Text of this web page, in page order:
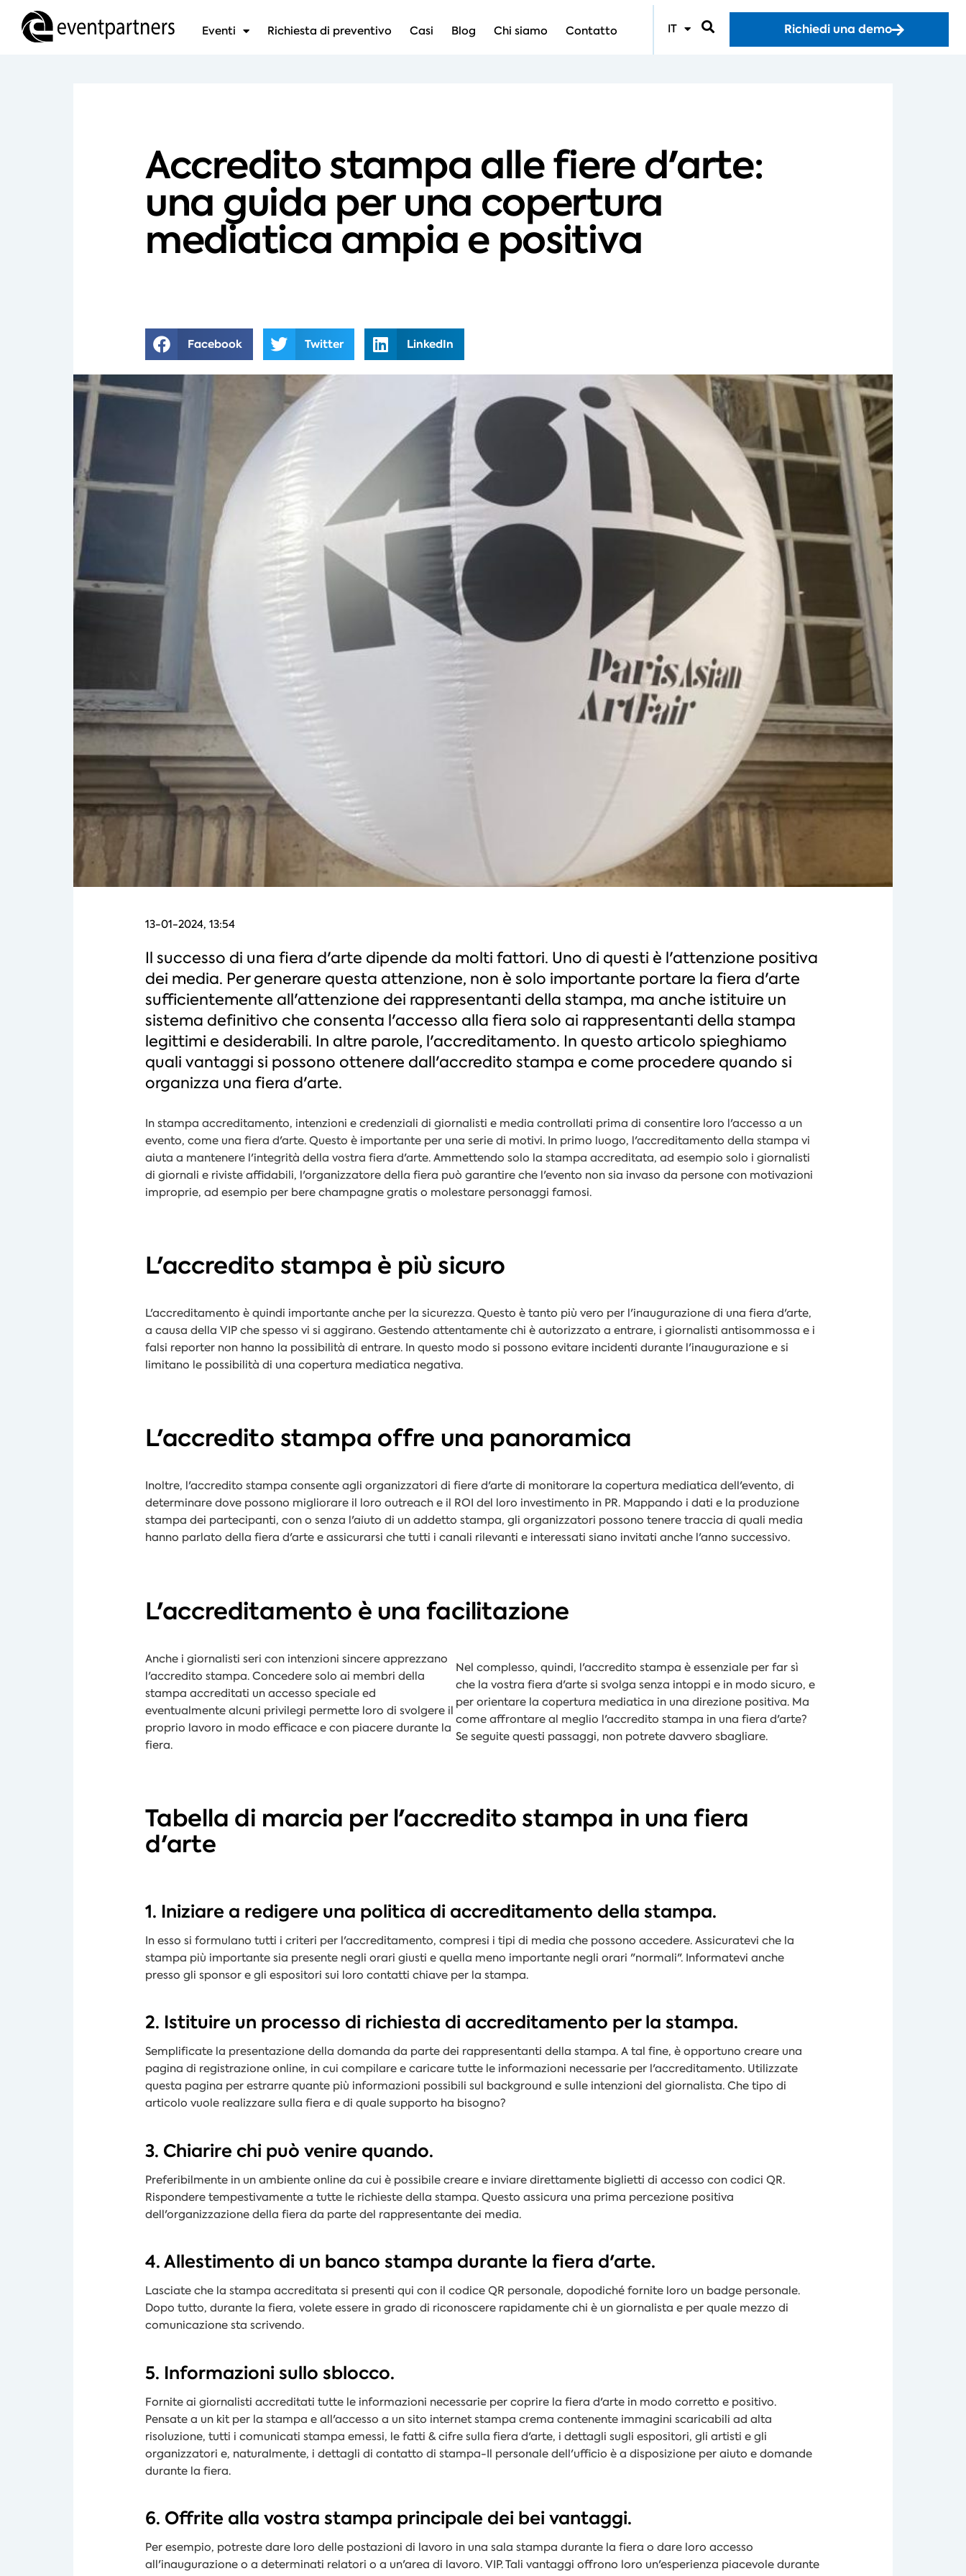
Eventi Richiesta di preventivo Casi Blog Chi siamo Contatto IT Richiedi una demo
Accredito stampa alle fiere d'arte:
una guida per una copertura
mediatica ampia e positiva
Facebook Twitter LinkedIn
13-01-2024, 13:54
Il successo di una fiera d'arte dipende da molti fattori. Uno di questi è l'attenzione positiva
dei media. Per generare questa attenzione, non è solo importante portare la fiera d'arte
sufficientemente all'attenzione dei rappresentanti della stampa, ma anche istituire un
sistema definitivo che consenta l'accesso alla fiera solo ai rappresentanti della stampa
legittimi e desiderabili. In altre parole, l'accreditamento. In questo articolo spieghiamo
quali vantaggi si possono ottenere dall'accredito stampa e come procedere quando si
organizza una fiera d'arte.
In stampa accreditamento, intenzioni e credenziali di giornalisti e media controllati prima di consentire loro l'accesso a un
evento, come una fiera d'arte. Questo è importante per una serie di motivi. In primo luogo, l'accreditamento della stampa vi
aiuta a mantenere l'integrità della vostra fiera d'arte. Ammettendo solo la stampa accreditata, ad esempio solo i giornalisti
di giornali e riviste affidabili, l'organizzatore della fiera può garantire che l'evento non sia invaso da persone con motivazioni
improprie, ad esempio per bere champagne gratis o molestare personaggi famosi.
L'accredito stampa è più sicuro
L'accreditamento è quindi importante anche per la sicurezza. Questo è tanto più vero per l'inaugurazione di una fiera d'arte,
a causa della VIP che spesso vi si aggirano. Gestendo attentamente chi è autorizzato a entrare, i giornalisti antisommossa e i
falsi reporter non hanno la possibilità di entrare. In questo modo si possono evitare incidenti durante l'inaugurazione e si
limitano le possibilità di una copertura mediatica negativa.
L'accredito stampa offre una panoramica
Inoltre, l'accredito stampa consente agli organizzatori di fiere d'arte di monitorare la copertura mediatica dell'evento, di
determinare dove possono migliorare il loro outreach e il ROI del loro investimento in PR. Mappando i dati e la produzione
stampa dei partecipanti, con o senza l'aiuto di un addetto stampa, gli organizzatori possono tenere traccia di quali media
hanno parlato della fiera d'arte e assicurarsi che tutti i canali rilevanti e interessati siano invitati anche l'anno successivo.
L'accreditamento è una facilitazione
Anche i giornalisti seri con intenzioni sincere apprezzano
l'accredito stampa. Concedere solo ai membri della
stampa accreditati un accesso speciale ed
eventualmente alcuni privilegi permette loro di svolgere il
proprio lavoro in modo efficace e con piacere durante la
fiera.
Nel complesso, quindi, l'accredito stampa è essenziale per far sì
che la vostra fiera d'arte si svolga senza intoppi e in modo sicuro, e
per orientare la copertura mediatica in una direzione positiva. Ma
come affrontare al meglio l'accredito stampa in una fiera d'arte?
Se seguite questi passaggi, non potrete davvero sbagliare.
Tabella di marcia per l'accredito stampa in una fiera
d'arte
1. Iniziare a redigere una politica di accreditamento della stampa.
In esso si formulano tutti i criteri per l'accreditamento, compresi i tipi di media che possono accedere. Assicuratevi che la
stampa più importante sia presente negli orari giusti e quella meno importante negli orari "normali". Informatevi anche
presso gli sponsor e gli espositori sui loro contatti chiave per la stampa.
2. Istituire un processo di richiesta di accreditamento per la stampa.
Semplificate la presentazione della domanda da parte dei rappresentanti della stampa. A tal fine, è opportuno creare una
pagina di registrazione online, in cui compilare e caricare tutte le informazioni necessarie per l'accreditamento. Utilizzate
questa pagina per estrarre quante più informazioni possibili sul background e sulle intenzioni del giornalista. Che tipo di
articolo vuole realizzare sulla fiera e di quale supporto ha bisogno?
3. Chiarire chi può venire quando.
Preferibilmente in un ambiente online da cui è possibile creare e inviare direttamente biglietti di accesso con codici QR.
Rispondere tempestivamente a tutte le richieste della stampa. Questo assicura una prima percezione positiva
dell'organizzazione della fiera da parte del rappresentante dei media.
4. Allestimento di un banco stampa durante la fiera d'arte.
Lasciate che la stampa accreditata si presenti qui con il codice QR personale, dopodiché fornite loro un badge personale.
Dopo tutto, durante la fiera, volete essere in grado di riconoscere rapidamente chi è un giornalista e per quale mezzo di
comunicazione sta scrivendo.
5. Informazioni sullo sblocco.
Fornite ai giornalisti accreditati tutte le informazioni necessarie per coprire la fiera d'arte in modo corretto e positivo.
Pensate a un kit per la stampa e all'accesso a un sito internetstampa crema contenente immagini scaricabili ad alta
risoluzione, tutti i comunicati stampa emessi, le fatti &cifre sulla fiera d'arte, i dettagli sugli espositori, gli artisti e gli
organizzatori e, naturalmente, i dettagli di contatto di stampa-Il personale dell'ufficio è a disposizione per aiuto e domande
durante la fiera.
6. Offrite alla vostra stampa principale dei bei vantaggi.
Per esempio, potreste dare loro delle postazioni di lavoro in una sala stampa durante la fiera o dare loro accesso
all'inaugurazione o a determinati relatori o a un'area di lavoro. VIP. Tali vantaggi offrono loro un'esperienza piacevole durante